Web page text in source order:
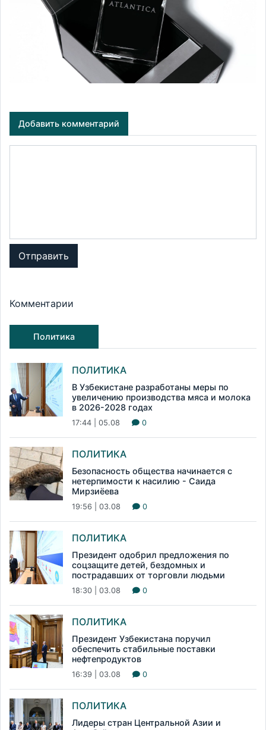
Добавить комментарий
Отправить
Комментарии
Политика
ПОЛИТИКА
В Узбекистане разработаны меры по
увеличению производства мяса и молока
в 2026-2028 годах
17:44 | 05.08 0
ПОЛИТИКА
Безопасность общества начинается с
нетерпимости к насилию - Саида
Мирзиёева
19:56 | 03.08 0
ПОЛИТИКА
Президент одобрил предложения по
соцзащите детей, бездомных и
пострадавших от торговли людьми
18:30 | 03.08 0
ПОЛИТИКА
Президент Узбекистана поручил
обеспечить стабильные поставки
нефтепродуктов
16:39 | 03.08 0
ПОЛИТИКА
Лидеры стран Центральной Азии и